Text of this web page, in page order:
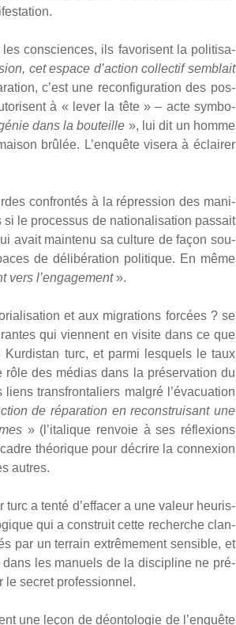
consciences, ils favo­risent la poli­ti­sa­
cet espace d’action col­lec­tif sem­blait
c’est une recon­fi­gu­ra­tion des pos­
à « lever la tête » – acte sym­bo­
dans la bou­teille », lui dit un homme
brû­lée. L’enquête vise­ra à éclai­rer
confron­tés à la répres­sion des mani­
si le pro­ces­sus de natio­na­li­sa­tion pas­sait
avait main­te­nu sa culture de façon sou­
de déli­bé­ra­tion poli­tique. En même
vers l’engagement».
et aux migra­tions for­cées ? se
es qui viennent en visite dans ce que
turc, et par­mi les­quels le taux
des médias dans la pré­ser­va­tion du
trans­fron­ta­liers mal­gré l’évacuation
de répa­ra­tion en recons­trui­sant une
» (l’italique ren­voie à ses réflexions
théo­rique pour décrire la connexion
autres.
turc a ten­té d’effacer a une valeur heu­ris­
qui a construit cette recherche clan­
par un ter­rain extrê­me­ment sen­sible, et
les manuels de la dis­ci­pline ne pré­
le secret pro­fes­sion­nel.
une leçon de déon­to­lo­gie de l’enquête